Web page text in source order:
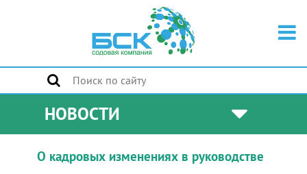
НОВОСТИ
О кадровых изменениях в руководстве